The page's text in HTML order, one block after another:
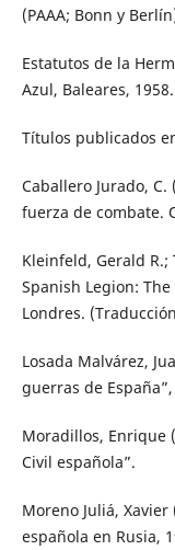
(PAAA; Bonn y
Estatutos de la
Azul, Baleares, 1958.
Títulos publicados
Caballero Jurado,
fuerza de combate.
Kleinfeld, Gerald R.;
Spanish Legion:
Londres.
Losada Malvárez,
guerras de
Moradillos, Enrique
Civil española”.
Moreno Juliá,
española en Rusia,